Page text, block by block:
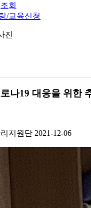
회
/교육신청
진
나19 대응을 위한
지원단 2021-12-06